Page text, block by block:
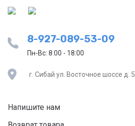
8-927-089-53-09
Пн-Вс: 8:00 - 18:00
г. Сибай ул. Восточное шоссе д. 5
Напишите нам